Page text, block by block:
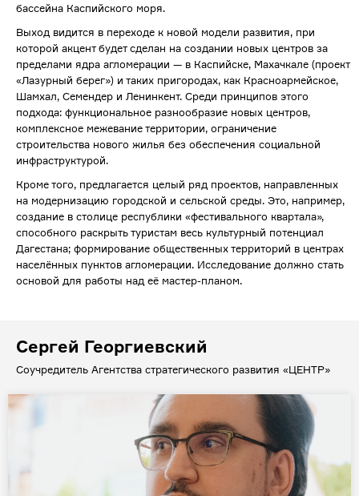
бассейна Каспийского моря.
Выход видится в переходе к новой модели развития, при
которой акцент будет сделан на создании новых центров за
пределами ядра агломерации — в Каспийске, Махачкале (проект
«Лазурный берег») и таких пригородах, как Красноармейское,
Шамхал, Семендер и Ленинкент. Среди принципов этого
подхода: функциональное разнообразие новых центров,
комплексное межевание территории, ограничение
строительства нового жилья без обеспечения социальной
инфраструктурой.
Кроме того, предлагается целый ряд проектов, направленных
на модернизацию городской и сельской среды. Это, например,
создание в столице республики «фестивального квартала»,
способного раскрыть туристам весь культурный потенциал
Дагестана; формирование общественных территорий в центрах
населённых пунктов агломерации. Исследование должно стать
основой для работы над её мастер-планом.
Сергей Георгиевский
Соучредитель Агентства стратегического развития «ЦЕНТР»